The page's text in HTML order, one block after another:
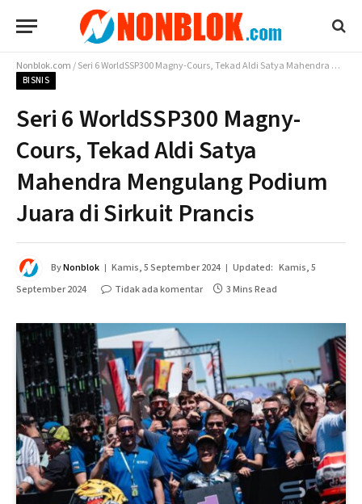
Nonblok.com/Seri 6 WorldSSP300 Magny-Cours, Tekad Aldi Satya Mahendra Mengulang Podium Juara di Sirkuit Prancis
BISNIS
Seri 6 WorldSSP300 Magny-
Cours, Tekad Aldi Satya
Mahendra Mengulang Podium
Juara di Sirkuit Prancis
ByNonblok Kamis, 5 September 2024 Updated: Kamis, 5
September 2024
Tidak ada komentar 3 Mins Read